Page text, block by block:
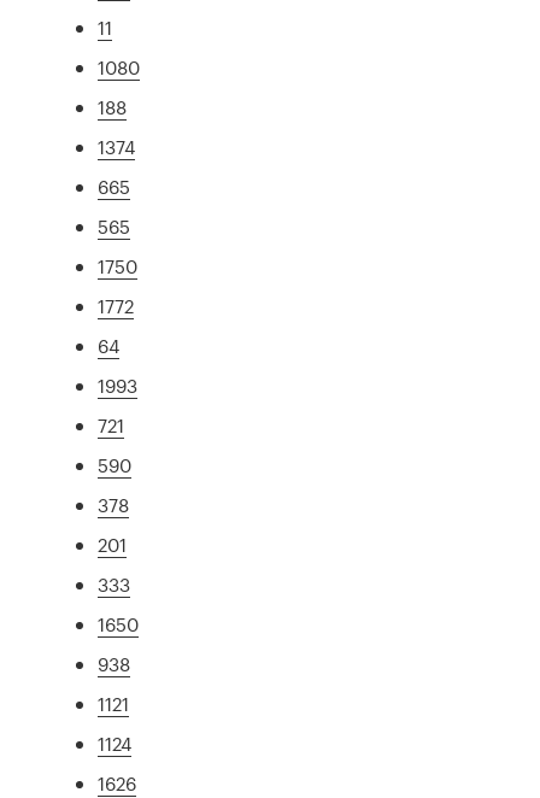
11
1080
188
1374
665
565
1750
1772
64
1993
721
590
378
201
333
1650
938
1121
1124
1626